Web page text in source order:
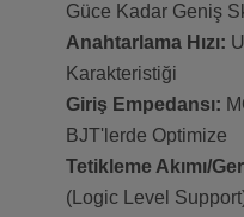
Güce Kadar Geniş
Anahtarlama Hızı:
Karakteristiği
Giriş Empedansı:
BJT'lerde Optimize
Tetikleme Akımı/
(Logic Level